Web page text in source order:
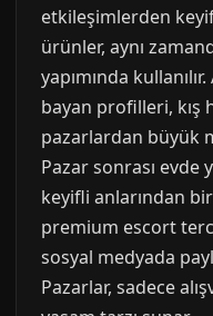
etkileşimlerden
ürünler, aynı
yapımında
bayan profilleri, kış
pazarlardan büyük
Pazar sonrası evde
keyifli anlarından
premium escort
sosyal medyada
Pazarlar, sadece